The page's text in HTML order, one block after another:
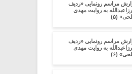
مراسم رونمایی «ردیف
به روایت مهدی
(۵)
مراسم رونمایی «ردیف
به روایت مهدی
(۶)